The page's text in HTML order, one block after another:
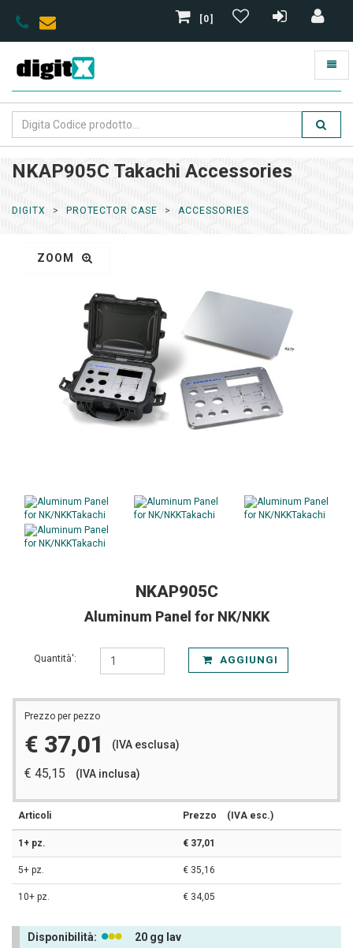
[0]
NKAP905C Takachi Accessories
DIGITX PROTECTOR CASE ACCESSORIES
ZOOM
NKAP905C
Aluminum Panel for NK/NKK
Quantità': AGGIUNGI
Prezzo per pezzo
€ 37,01 (IVA esclusa)
€ 45,15 (IVA inclusa)
Articoli Prezzo (IVA esc.)
1+ pz. € 37,01
5+ pz. € 35,16
10+ pz. € 34,05
Disponibilità: 20 gg lav